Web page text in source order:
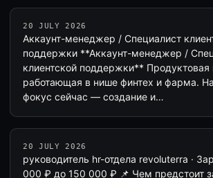
20 JULY 2026
Аккаунт-менеджер / Специалист
поддержки **Аккаунт-менеджер /
клиентской поддержки** Продуктовая
работающая в нише финтех и фарма.
фокус сейчас — создание и…
20 JULY 2026
руководитель hr-отдела revoluterra ·
000 ₽ до 150 000 ₽ 📌 Чем предстоит